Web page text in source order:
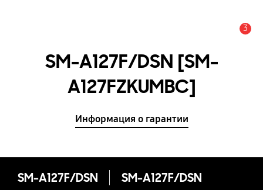
3
SM-A127F/DSN [SM-
A127FZKUMBC]
Информация о гарантии
SM-A127F/DSN SM-A127F/DSN